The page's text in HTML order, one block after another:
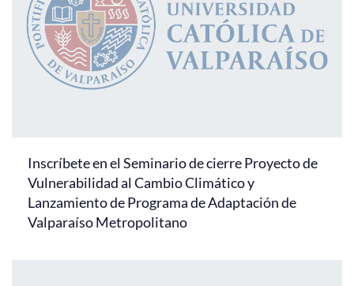
Inscríbete en el Seminario de cierre Proyecto de
Vulnerabilidad al Cambio Climático y
Lanzamiento de Programa de Adaptación de
Valparaíso Metropolitano